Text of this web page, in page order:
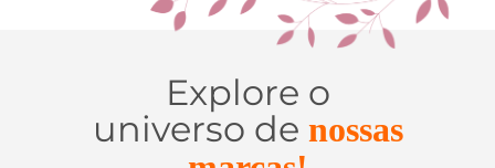
Explore o
universo de nossas